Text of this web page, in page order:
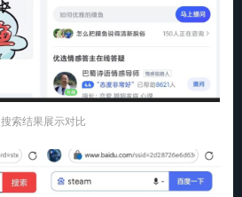
搜索结果展示对比